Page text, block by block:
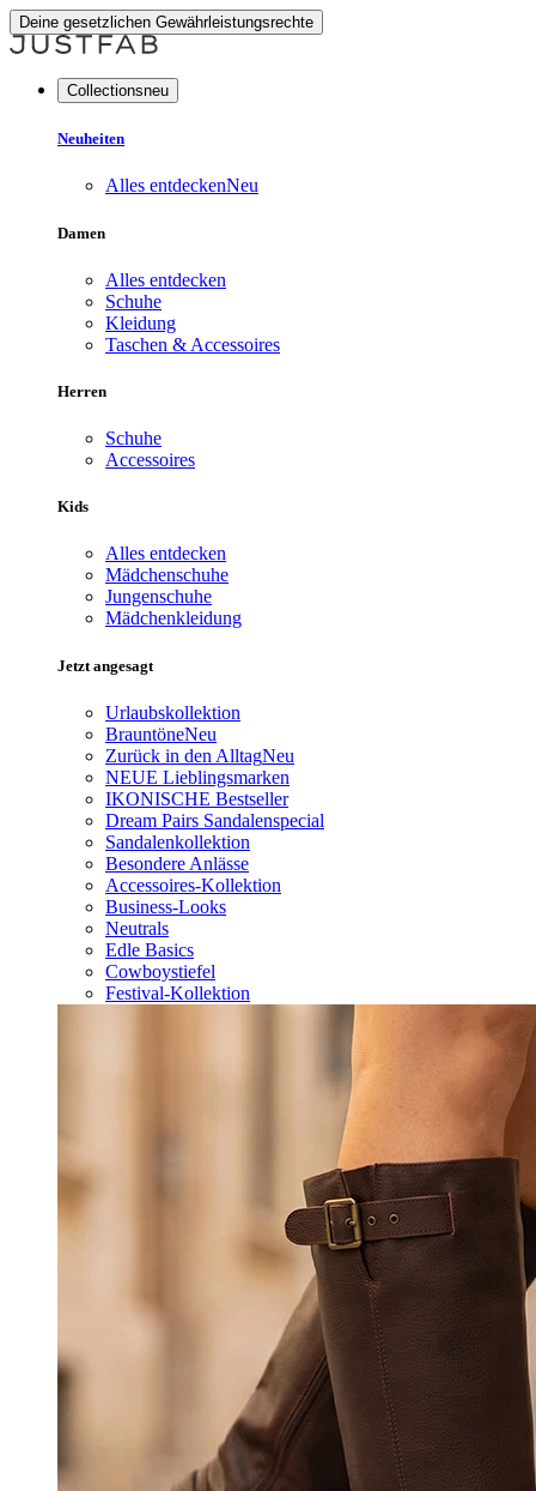
Deine gesetzlichen Gewährleistungsrechte
Collectionsneu
Neuheiten
Alles entdeckenNeu
Damen
Alles entdecken
Schuhe
Kleidung
Taschen & Accessoires
Herren
Schuhe
Accessoires
Kids
Alles entdecken
Mädchenschuhe
Jungenschuhe
Mädchenkleidung
Jetzt angesagt
Urlaubskollektion
BrauntöneNeu
Zurück in den AlltagNeu
NEUE Lieblingsmarken
IKONISCHE Bestseller
Dream Pairs Sandalenspecial
Sandalenkollektion
Besondere Anlässe
Accessoires-Kollektion
Business-Looks
Neutrals
Edle Basics
Cowboystiefel
Festival-Kollektion